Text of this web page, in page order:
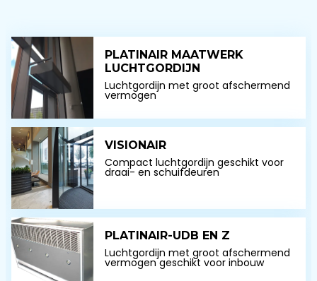
PLATINAIR MAATWERK
LUCHTGORDIJN
Luchtgordijn met groot afschermend
vermogen
VISIONAIR
Compact luchtgordijn geschikt voor
draai- en schuifdeuren
PLATINAIR-UDB EN Z
Luchtgordijn met groot afschermend
vermogen geschikt voor inbouw